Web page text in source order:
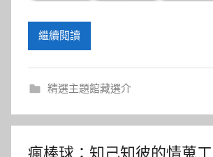
繼續閱讀
精選主題館藏選介
瘋棒球：知己知彼的情蒐